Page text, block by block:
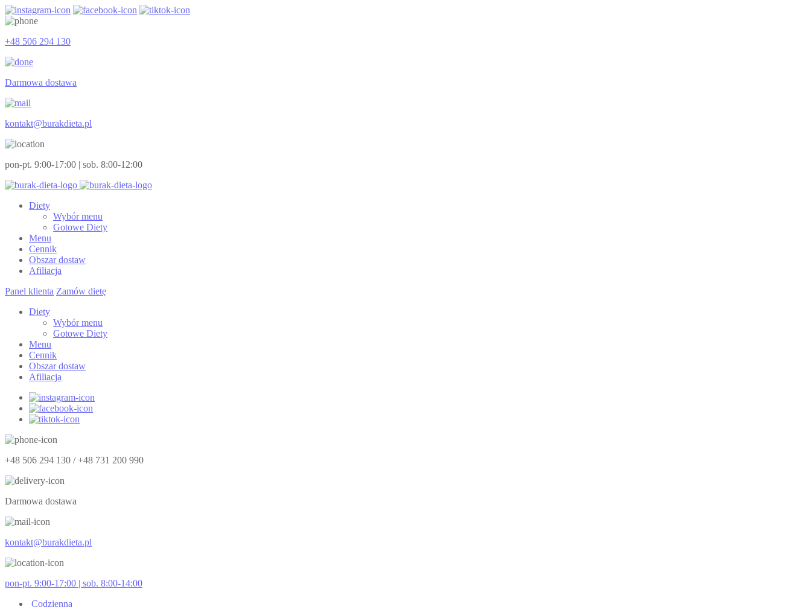
+48 506 294 130
Darmowa dostawa
kontakt@burakdieta.pl
pon-pt. 9:00-17:00 | sob. 8:00-12:00
Diety
Wybór menu
Gotowe Diety
Menu
Cennik
Obszar dostaw
Afiliacja
Panel klienta Zamów dietę
Diety
Wybór menu
Gotowe Diety
Menu
Cennik
Obszar dostaw
Afiliacja
+48 506 294 130 / +48 731 200 990
Darmowa dostawa
kontakt@burakdieta.pl
pon-pt. 9:00-17:00 | sob. 8:00-14:00
Codzienna